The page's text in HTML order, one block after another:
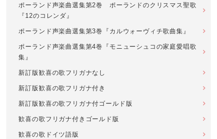
ポーランド声楽曲選集第2巻 ポーランドのクリスマス聖歌
『12のコレンダ』
ポーランド声楽曲選集第3巻『カルウォーヴィチ歌曲集』
ポーランド声楽曲選集第4巻『モニューシュコの家庭愛唱歌
集』
新訂版歓喜の歌フリガナなし
新訂版歓喜の歌フリガナ付き
新訂版歓喜の歌フリガナ付ゴールド版
歓喜の歌フリガナ付きゴールド版
歓喜の歌ドイツ語版